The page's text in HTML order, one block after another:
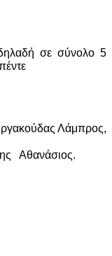
σε σύνολο 5
Λάμπρος,
Αθανάσιος.